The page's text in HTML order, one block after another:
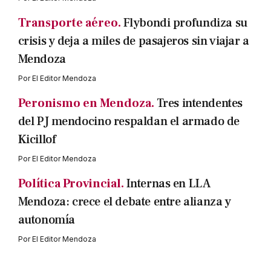
Transporte aéreo.Flybondi profundiza su
crisis y deja a miles de pasajeros sin viajar a
Mendoza
PorEl Editor Mendoza
Peronismo en Mendoza. Tres intendentes
del PJ mendocino respaldan el armado de
Kicillof
PorEl Editor Mendoza
Política Provincial.Internas en LLA
Mendoza: crece el debate entre alianza y
autonomía
PorEl Editor Mendoza